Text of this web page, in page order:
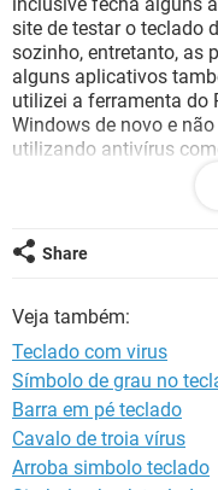
GUIA DE COMPRAS
INSTAGRAM
GUIA DE COMPRAS
site de testar o teclado
sozinho, entretanto, as
alguns aplicativos
utilizei a ferramenta do
Windows de novo e
utilizando antivírus
Liguei pra um técnico e
pra trocar o teclado.
que não envolvem este
ou qual a alternativa
Share
Veja também:
Teclado com virus
Símbolo de grau no
Barra em pé teclado
Cavalo de troia vírus
Arroba simbolo teclado